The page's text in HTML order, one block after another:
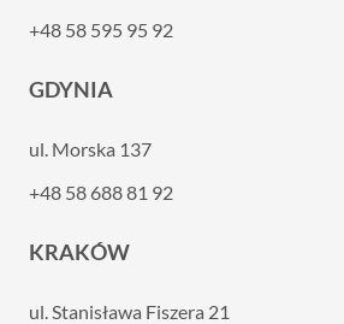
+48 58 595 95 92
GDYNIA
ul. Morska 137
+48 58 688 81 92
KRAKÓW
ul. Stanisława Fiszera 21